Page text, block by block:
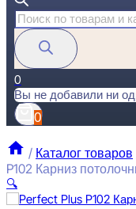
Поиск
товаров
0
Вы не добавили ни
0
/ Каталог товаров
P102 Карниз
🔍